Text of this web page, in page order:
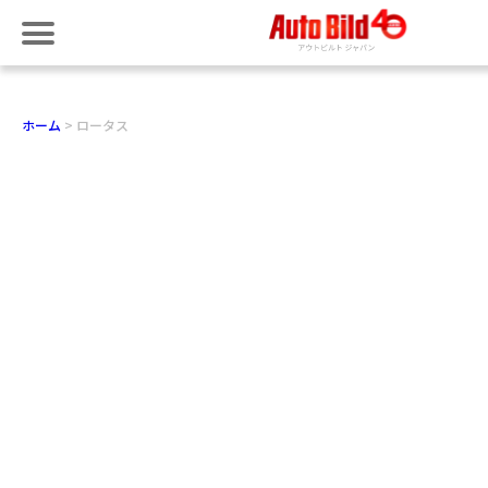
ホーム ロータス